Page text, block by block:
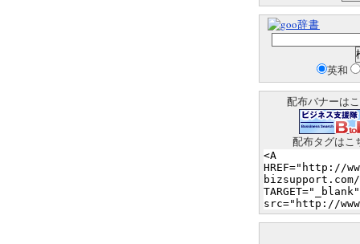
辞書
英和
配布バナーは
配布タグはこ